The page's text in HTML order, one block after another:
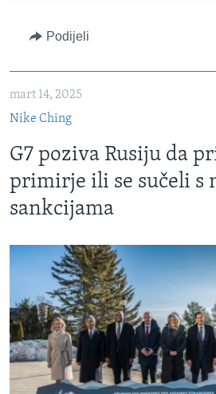
Podijeli
mart 14, 2025
Nike Ching
G7 poziva Rusiju da
primirje ili se sučeli s
sankcijama